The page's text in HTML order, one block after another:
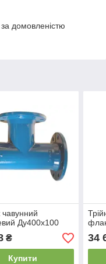
домовленістю
чавунний
Ду400х100
₴
Купити
34